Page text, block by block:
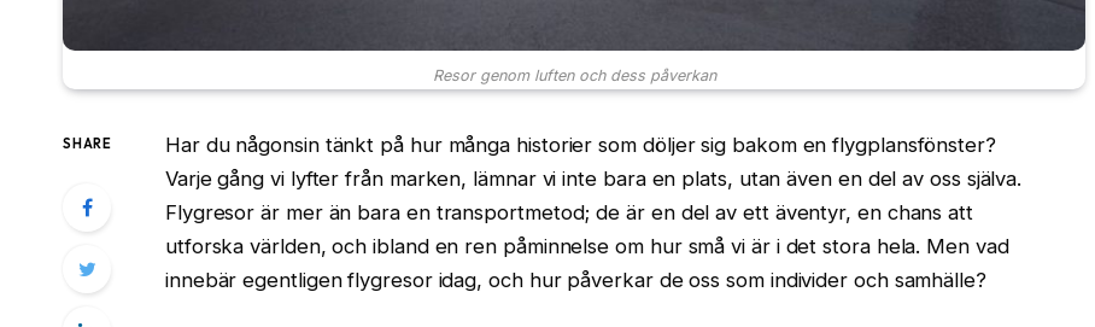
Resor genom luften och dess påverkan
SHARE
Har du någonsin tänkt på hur många historier som döljer sig bakom en flygplansfönster?
Varje gång vi lyfter från marken, lämnar vi inte bara en plats, utan även en del av oss själva.
Flygresor är mer än bara en transportmetod; de är en del av ett äventyr, en chans att
utforska världen, och ibland en ren påminnelse om hur små vi är i det stora hela. Men vad
innebär egentligen flygresor idag, och hur påverkar de oss som individer och samhälle?